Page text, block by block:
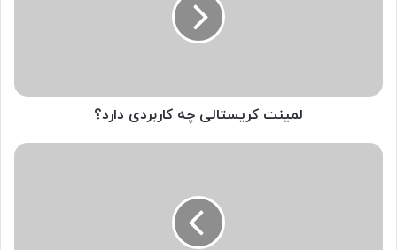
لمینت کریستالی چه کاربردی دارد؟
لمینت